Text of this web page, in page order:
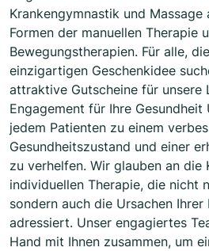
Krankengymnastik und
Formen der manuellen Therapie
Bewegungstherapien. Für alle,
einzigartigen Geschenkidee
attraktive Gutscheine für unsere
Engagement für Ihre Gesundheit
jedem Patienten zu einem
Gesundheitszustand und einer
zu verhelfen. Wir glauben an die
individuellen Therapie, die nicht
sondern auch die Ursachen Ihrer
adressiert. Unser engagiertes
Hand mit Ihnen zusammen, um